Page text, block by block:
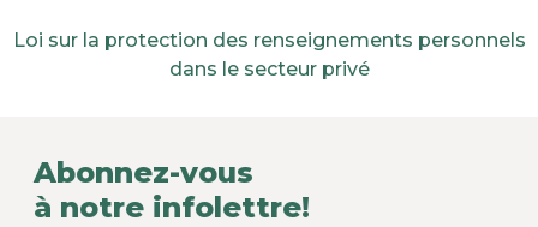
Loi sur la protection des renseignements personnels
dans le secteur privé
Abonnez-vous
à notre infolettre!